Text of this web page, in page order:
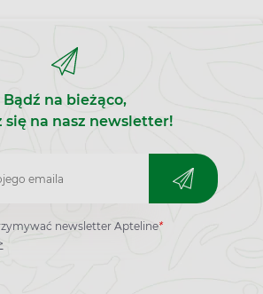
Bądź na bieżąco,
się na nasz newsletter!
newsletter Apteline*